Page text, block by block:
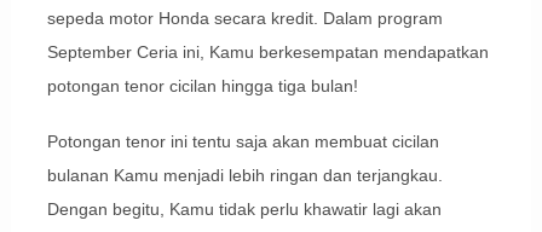
sepeda motor Honda secara kredit. Dalam program
September Ceria ini, Kamu berkesempatan mendapatkan
potongan tenor cicilan hingga tiga bulan!
Potongan tenor ini tentu saja akan membuat cicilan
bulanan Kamu menjadi lebih ringan dan terjangkau.
Dengan begitu, Kamu tidak perlu khawatir lagi akan